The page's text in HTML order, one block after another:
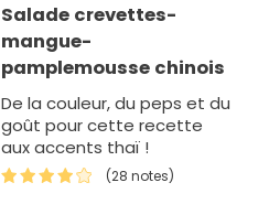
Salade crevettes-
mangue-
pamplemousse chinois
De la couleur, du peps et du
goût pour cette recette
aux accents thaï !
(28 notes)